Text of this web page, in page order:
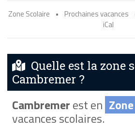
Zone Scolaire • Prochaines vacances
iCal
Quelle est la zone
Cambremer ?
Cambremerest en
vacances scolaires.